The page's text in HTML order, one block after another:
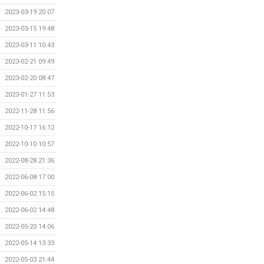
2023-03-19 20:07
2023-03-15 19:48
2023-03-11 10:43
2023-02-21 09:49
2023-02-20 08:47
2023-01-27 11:53
2022-11-28 11:56
2022-10-17 16:12
2022-10-10 10:57
2022-08-28 21:36
2022-06-08 17:00
2022-06-02 15:15
2022-06-02 14:48
2022-05-20 14:06
2022-05-14 13:33
2022-05-03 21:44